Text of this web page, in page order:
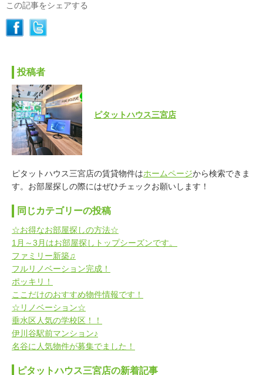
この記事をシェアする
投稿者
ピタットハウス三宮店
ピタットハウス三宮店の賃貸物件はホームページから検索できま
す。お部屋探しの際にはぜひチェックお願いします！
同じカテゴリーの投稿
☆お得なお部屋探しの方法☆
1月～3月はお部屋探しトップシーズンです。
ファミリー新築♫
フルリノベーション完成！
ポッキリ！
ここだけのおすすめ物件情報です！
☆リノベーション☆
垂水区人気の学校区！！
伊川谷駅前マンション♪
名谷に人気物件が募集でました！
ピタットハウス三宮店の新着記事